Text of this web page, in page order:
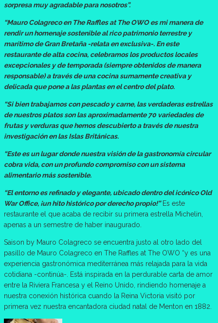
sorpresa muy agradable para nosotros”.
“Mauro Colagreco en The Raffles at The OWO es mi manera de
rendir un homenaje sostenible al rico patrimonio terrestre y
marítimo de Gran Bretaña -relata en exclusiva-. En este
restaurante de alta cocina, celebramos los productos locales
excepcionales y de temporada (siempre obtenidos de manera
responsable) a través de una cocina sumamente creativa y
delicada que pone a las plantas en el centro del plato.
“Si bien trabajamos con pescado y carne, las verdaderas estrellas
de nuestros platos son las aproximadamente 70 variedades de
frutas y verduras que hemos descubierto a través de nuestra
investigación en las Islas Británicas.
“Este es un lugar donde nuestra visión de la gastronomía circular
cobra vida, con un profundo compromiso con un sistema
alimentario más sostenible.
“El entorno es refinado y elegante, ubicado dentro del icónico Old
War Office, ¡un hito histórico por derecho propio!”Es este
restaurante el que acaba de recibir su primera estrella Michelin,
apenas a un semestre de haber inaugurado.
Saison by Mauro Colagreco se encuentra justo al otro lado del
pasillo de Mauro Colagreco en The Raffles at The OWO “y es una
experiencia gastronómica mediterránea más relajada para la vida
cotidiana -continúa-. Está inspirada en la perdurable carta de amor
entre la Riviera Francesa y el Reino Unido, rindiendo homenaje a
nuestra conexión histórica cuando la Reina Victoria visitó por
primera vez nuestra encantadora ciudad natal de Menton en 1882.